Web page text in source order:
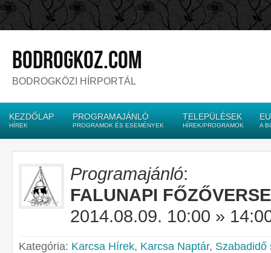
bodrogkoz.com
BODROGKÖZI HÍRPORTÁL
KEZDŐLAP
HÍREK
PROGRAMAJÁNLÓ
PROGRAMOK ÉS ESEMÉNYEK
TELEPÜLÉSEK
HÍREK/PROGRAMOK A
Programajánló:
FALUNAPI
2014.08.09. 10:00 »
Kategória: Karcsa Hírek, Karcsa Naptár, Szabadidő